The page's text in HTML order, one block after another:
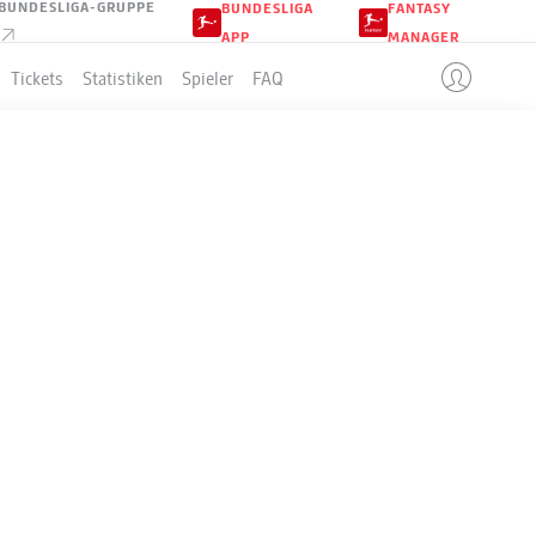
BUNDESLIGA-GRUPPE
BUNDESLIGA
APP
FANTASY
MANAGER
Tickets Statistiken Spieler FAQ